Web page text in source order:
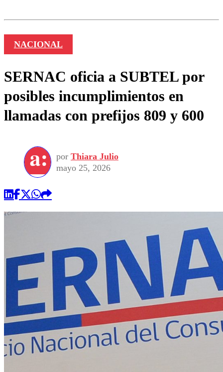
NACIONAL
SERNAC oficia a SUBTEL por
posibles incumplimientos en
llamadas con prefijos 809 y 600
por Thiara Julio
mayo 25, 2026